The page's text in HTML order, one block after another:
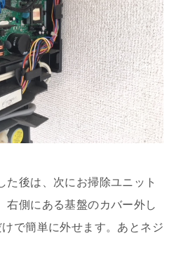
た後は、次にお掃除ユニット
右側にある基盤のカバー外し
で簡単に外せます。あとネジ